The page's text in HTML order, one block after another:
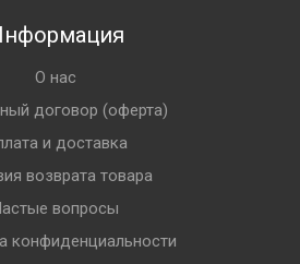
О нас
договор (оферта)
и доставка
возврата товара
вопросы
конфиденциальности